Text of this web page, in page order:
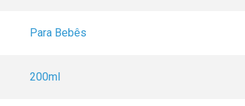
Para Bebês
200ml